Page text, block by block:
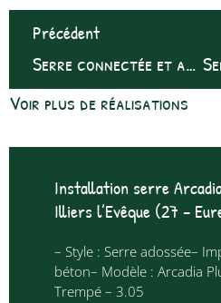
Précédent
Serre connectée et autonome : innovation et autonomie au jardin
Voir plus de réalisations
Installation serre
Illiers l’Evêque (27 –
– Style : Serre adossée–
béton– Modèle : Arcadia
Trempé – 3.05